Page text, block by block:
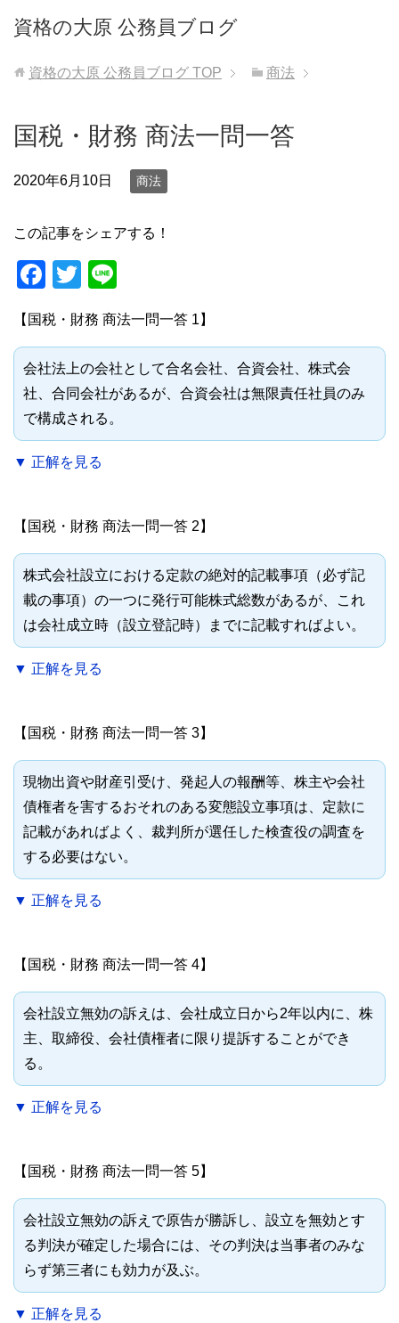
資格の大原 公務員ブログ
資格の大原 公務員ブログ TOP 商法
国税・財務 商法一問一答
2020年6月10日 商法
この記事をシェアする！
F
c
e
b
o
o
k
T
tt
er
n
e
【国税・財務 商法一問一答 1】
会社法上の会社として合名会社、合資会社、株式会
社、合同会社があるが、合資会社は無限責任社員のみ
で構成される。
▼ 正解を見る
【国税・財務 商法一問一答 2】
株式会社設立における定款の絶対的記載事項（必ず記
載の事項）の一つに発行可能株式総数があるが、これ
は会社成立時（設立登記時）までに記載すればよい。
▼ 正解を見る
【国税・財務 商法一問一答 3】
現物出資や財産引受け、発起人の報酬等、株主や会社
債権者を害するおそれのある変態設立事項は、定款に
記載があればよく、裁判所が選任した検査役の調査を
する必要はない。
▼ 正解を見る
【国税・財務 商法一問一答 4】
会社設立無効の訴えは、会社成立日から2年以内に、株
主、取締役、会社債権者に限り提訴することができ
る。
▼ 正解を見る
【国税・財務 商法一問一答 5】
会社設立無効の訴えで原告が勝訴し、設立を無効とす
る判決が確定した場合には、その判決は当事者のみな
らず第三者にも効力が及ぶ。
▼ 正解を見る